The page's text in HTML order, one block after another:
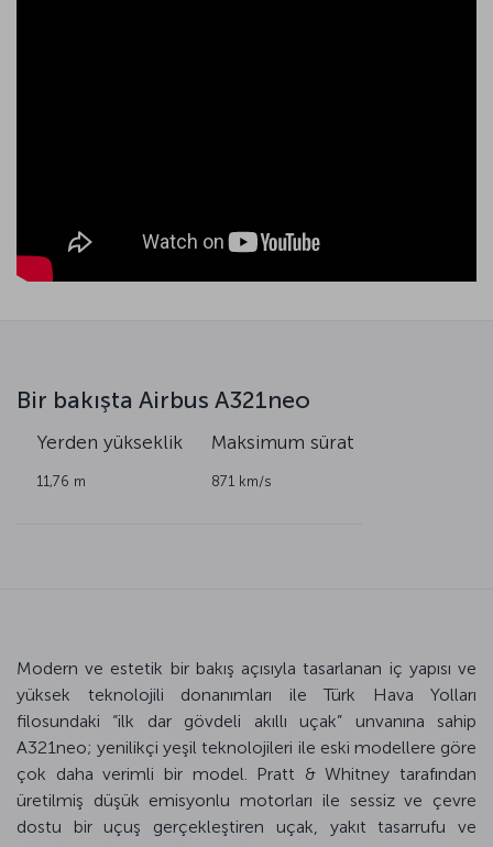
Bir bakışta Airbus A321neo
Yerden yükseklik
11,76 m
Maksimum sürat
871 km/s
Modern ve estetik bir bakış açısıyla tasarlanan iç yapısı ve
yüksek teknolojili donanımları ile Türk Hava Yolları
filosundaki “ilk dar gövdeli akıllı uçak” unvanına sahip
A321neo; yenilikçi yeşil teknolojileri ile eski modellere göre
çok daha verimli bir model. Pratt & Whitney tarafından
üretilmiş düşük emisyonlu motorları ile sessiz ve çevre
dostu bir uçuş gerçekleştiren uçak, yakıt tasarrufu ve